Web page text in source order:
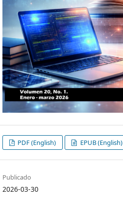
PDF (English) EPUB (English)
Publicado
2026-03-30